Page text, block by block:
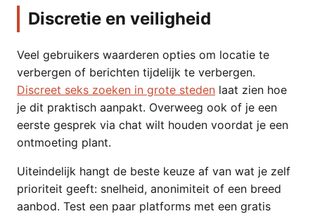
Discretie en veiligheid
Veel gebruikers waarderen opties om locatie te
verbergen of berichten tijdelijk te verbergen.
Discreet seks zoeken in grote steden laat zien hoe
je dit praktisch aanpakt. Overweeg ook of je een
eerste gesprek via chat wilt houden voordat je een
ontmoeting plant.
Uiteindelijk hangt de beste keuze af van wat je zelf
prioriteit geeft: snelheid, anonimiteit of een breed
aanbod. Test een paar platforms met een gratis